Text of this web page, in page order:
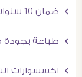
Ö ضمان 10 سنوات على منتجاتنا
Ö طباعة بجودة فائقة ( ضمان على الالوان )
Ö اكسسوارات التعليق + دليل تعليق مصور